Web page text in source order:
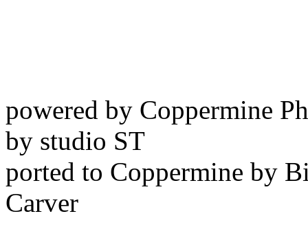
powered by Coppermine
by studio ST
ported to Coppermine by
Carver